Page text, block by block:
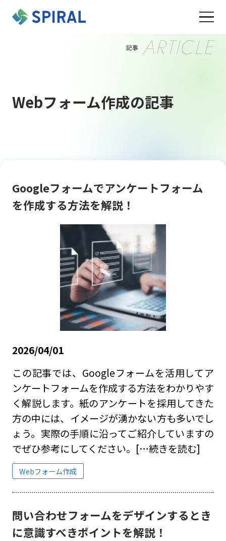
Webフォーム作成の記事
記事 ARTICLE
Googleフォームでアンケートフォーム
を作成する方法を解説！
2026/04/01
この記事では、Googleフォームを活用してア
ンケートフォームを作成する方法をわかりやす
く解説します。紙のアンケートを採用してきた
方の中には、イメージが湧かない方も多いでし
ょう。実際の手順に沿ってご紹介していますの
でぜひ参考にしてください。 […続きを読む]
Webフォーム作成
問い合わせフォームをデザインするとき
に意識すべきポイントを解説！